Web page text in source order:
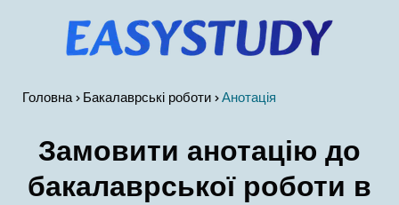
Замовити анотацію до
бакалаврської роботи в
Головна Бакалаврські роботи Анотація